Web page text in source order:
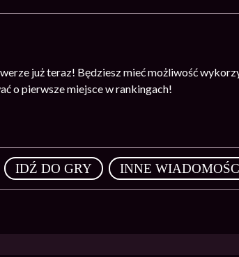
już teraz! Będziesz mieć możliwość
o pierwsze miejsce w rankingach!
IDŹ DO GRY INNE